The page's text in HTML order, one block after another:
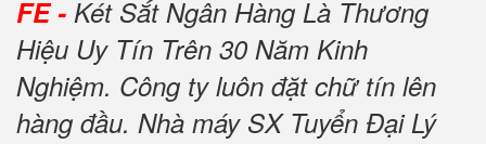
FE - Két Sắt Ngân Hàng Là Thương
Hiệu Uy Tín Trên 30 Năm Kinh
Nghiệm. Công ty luôn đặt chữ tín lên
hàng đầu. Nhà máy SX Tuyển Đại Lý